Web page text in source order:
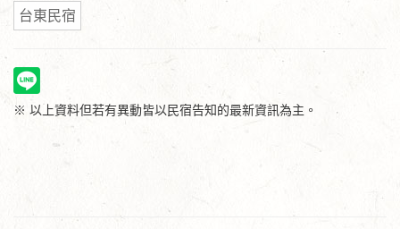
台東民宿
※ 以上資料但若有異動皆以民宿告知的最新資訊為主。